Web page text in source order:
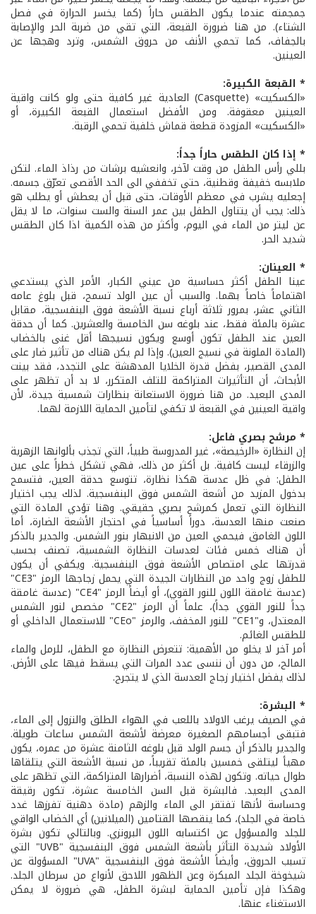
جمجمته عندما يكون الطقس حاراً (كما يخسر الحرارة في فصل
الشتاء). من هنا ضرورة القبعة، التي تقي من ضربة الحر والإصابة
بالجفاف، كما تحمي الأنف من حروق الشمس، وترد وهجها عن
العينين.
* القبعة الكبيرة:
«الكسكيت» (Casquette) العادية غير كافية حتى ولو كانت واقية
العينين معقوفة. ومن الأفضل استعمال القبعة الكبيرة، أو
«الكسكيت» المزودة قطعة قماش خلفية تحمي الرقبة.
* إذا كان الطقس حاراً جداً:
بللي رأس الطفل من وقت لآخر، وانعشيه برشات من رذاذ الماء. لتكن
ملابسه خفيفة وقطنية، حتى تخففي الى الحد الأقصى تعرّق جسمه.
إجعليه يشرب في معظم الأوقات، حتى قبل أن يعطش أو يطلب هو
ذلك: يجب أن يتناول الطفل بين عمر السنة والست سنوات، ما لا يقل
عن ليتر من الماء في اليوم، وأكثر من هذه الكمية اذا كان الطقس
شديد الحر.
* العينان:
عينا الطفل أكثر حساسية من عيني الكبار، الأمر الذي يستدعي
اهتماماً خاصاً بهما. والسبب أن عين الولد تسمح، قبل بلوغ عامه
الثاني عشر، بمرور ثلاثة أرباع نسبة الأشعة فوق البنفسجية، مقابل
عشرة بالمئة فقط، عند بلوغه سن الخامسة والعشرين. كما أن حدقة
العين عند الطفل تكون أوسع ويكون نسيجها أقل غنى بالخضاب
(المادة الملونة في نسيج العين). وإذا لم يكن هناك من تأثير ضار على
المدى القصير، بفضل قدرة الخلايا المدهشة على التجدد، فقد بينت
الأبحاث، أن التأثيرات المتراكمة للتلف المتكرر، لا بد أن تظهر على
المدى البعيد. من هنا ضرورة الاستعانة بنظارات شمسية جيدة، لأن
واقية العينين في القبعة لا تكفي لتأمين الحماية اللازمة لهما.
* مرشح بصري فاعل:
إن النظارة «الرخيصة»، غير المدروسة طبياً، التي تجذب بألوانها الزهرية
والزرقاء ليست كافية. بل أكثر من ذلك، فهي تشكل خطراً على عين
الطفل: في ظل عدسة هكذا نظارة، تتوسع حدقة العين، فتسمح
بدخول المزيد من أشعة الشمس فوق البنفسجية. لذلك يجب اختيار
النظارة التي تعمل كمرشح بصري حقيقي. وهنا تؤدي المادة التي
صنعت منها العدسة، دوراً أساسياً في احتجاز الأشعة الضارة، أما
اللون الغامق فيحمي العين من الانبهار بنور الشمس. والجدير بالذكر
أن هناك خمس فئات لعدسات النظارة الشمسية، تصنف بحسب
قدرتها على امتصاص الأشعة فوق البنفسجية. ويكفي أن يكون
للطفل زوج واحد من النظارات الجيدة التي يحمل زجاجها الرمز "CE3"
(عدسة غامقة اللون للنور القوي)، أو أيضاً الرمز "CE4" (عدسة غامقة
جداً للنور القوي جداً)، علماً أن الرمز "CE2" مخصص لنور الشمس
المعتدل، و"CE1" للنور المخفف، والرمز "CEo" للاستعمال الداخلي أو
للطقس الغائم.
أمر آخر لا يخلو من الأهمية: تتعرض النظارة مع الطفل، للرمل والماء
المالح، من دون أن ننسى عدد المرات التي يسقط فيها على الأرض.
لذلك يفضل اختيار زجاج العدسة الذي لا يتجرح.
* البشرة:
في الصيف يرغب الاولاد باللعب في الهواء الطلق والنزول إلى الماء،
فتبقى أجسامهم الصغيرة معرضة لأشعة الشمس ساعات طويلة.
والجدير بالذكر أن جسم الولد قبل بلوغه الثامنة عشرة من عمره، يكون
مهيأ ليتلقى خمسين بالمئة تقريباً، من نسبة الأشعة التي يتلقاها
طوال حياته. وتكون لهذه النسبة، أضرارها المتراكمة، التي تظهر على
المدى البعيد. فالبشرة قبل السن الخامسة عشرة، تكون رقيقة
وحساسة لأنها تفتقر الى الماء والزهم (مادة دهنية تفرزها غدد
خاصة في الجلد)، كما ينقصها القتامين (الميلانين) أي الخضاب الواقي
للجلد والمسؤول عن اكتسابه اللون البرونزي. وبالتالي تكون بشرة
الأولاد شديدة التأثر بأشعة الشمس فوق البنفسجية "UVB" التي
تسبب الحروق، وأيضاً الأشعة فوق البنفسجية "UVA" المسؤولة عن
شيخوخة الجلد المبكرة وعن الظهور اللاحق لأنواع من سرطان الجلد.
وهكذا فإن تأمين الحماية لبشرة الطفل، هي ضرورة لا يمكن
الاستغناء عنها.